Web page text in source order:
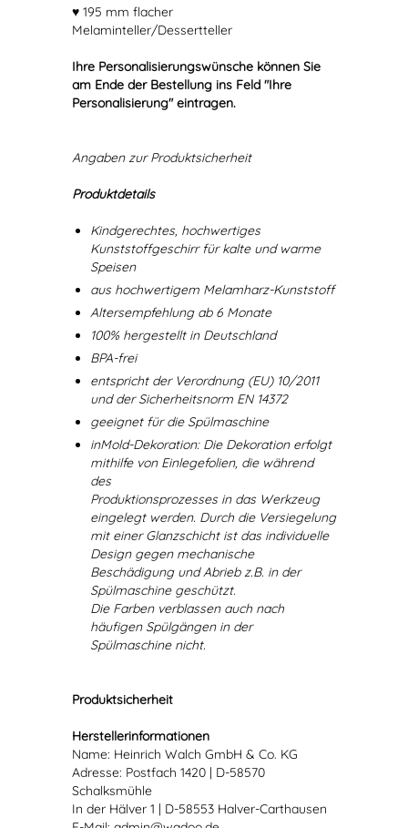
♥ 195 mm flacher
Melaminteller/Dessertteller
Ihre Personalisierungswünsche können Sie
am Ende der Bestellung ins Feld "Ihre
Personalisierung" eintragen.
Angaben zur Produktsicherheit
Produktdetails
Kindgerechtes, hochwertiges
Kunststoffgeschirr für kalte und warme
Speisen
aus hochwertigem Melamharz-Kunststoff
Altersempfehlung ab 6 Monate
100% hergestellt in Deutschland
BPA-frei
entspricht der Verordnung (EU) 10/2011
und der Sicherheitsnorm EN 14372
geeignet für die Spülmaschine
inMold-Dekoration: Die Dekoration erfolgt
mithilfe von Einlegefolien, die während
des
Produktionsprozesses in das Werkzeug
eingelegt werden. Durch die Versiegelung
mit einer Glanzschicht ist das individuelle
Design gegen mechanische
Beschädigung und Abrieb z.B. in der
Spülmaschine geschützt.
Die Farben verblassen auch nach
häufigen Spülgängen in der
Spülmaschine nicht.
Produktsicherheit
Herstellerinformationen
Name: Heinrich Walch GmbH & Co. KG
Adresse: Postfach 1420 | D-58570
Schalksmühle
In der Hälver 1 | D-58553 Halver-Carthausen